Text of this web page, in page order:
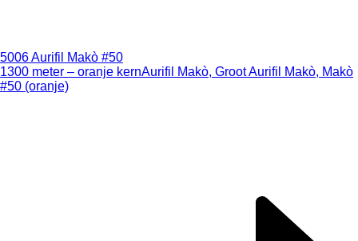
5006 Aurifil Makò #50
1300 meter – oranje kernAurifil Makò, Groot Aurifil Makò, Makò
#50 (oranje)